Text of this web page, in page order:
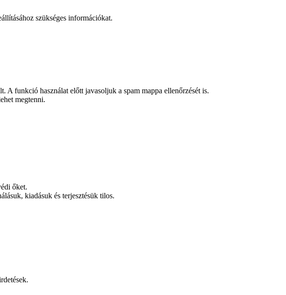
szükséges információkat.
A funkció használat előtt javasoljuk a spam mappa ellenőrzését is.
megtenni.
őket.
kiadásuk és terjesztésük tilos.